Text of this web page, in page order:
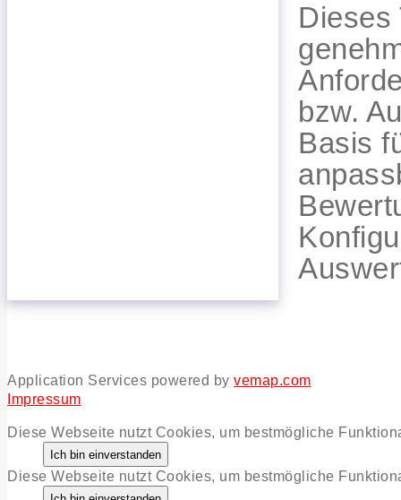
Dieses
bzw.
Basis
Application Services powered by vemap.com
Impressum
Diese Webseite nutzt Cookies, um bestmögliche
Diese Webseite nutzt Cookies, um bestmögliche